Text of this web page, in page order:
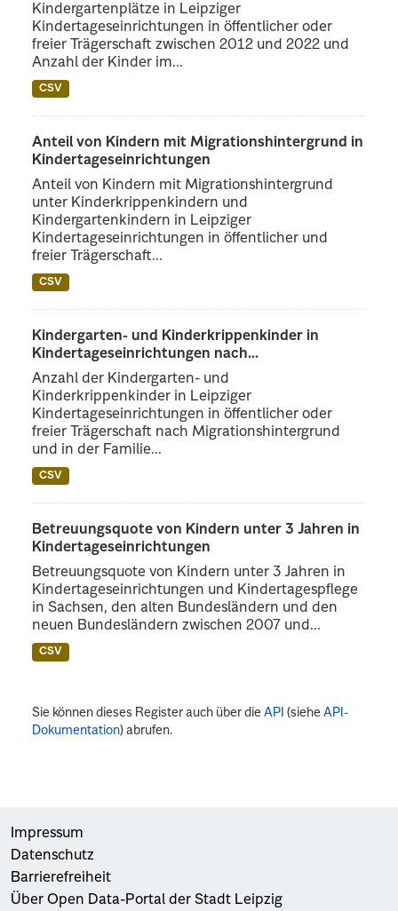
Kindergartenplätze in Leipziger
Kindertageseinrichtungen in öffentlicher oder
freier Trägerschaft zwischen 2012 und 2022 und
Anzahl der Kinder im...
CSV
Anteil von Kindern mit Migrationshintergrund in
Kindertageseinrichtungen
Anteil von Kindern mit Migrationshintergrund
unter Kinderkrippenkindern und
Kindergartenkindern in Leipziger
Kindertageseinrichtungen in öffentlicher und
freier Trägerschaft...
CSV
Kindergarten- und Kinderkrippenkinder in
Kindertageseinrichtungen nach...
Anzahl der Kindergarten- und
Kinderkrippenkinder in Leipziger
Kindertageseinrichtungen in öffentlicher oder
freier Trägerschaft nach Migrationshintergrund
und in der Familie...
CSV
Betreuungsquote von Kindern unter 3 Jahren in
Kindertageseinrichtungen
Betreuungsquote von Kindern unter 3 Jahren in
Kindertageseinrichtungen und Kindertagespflege
in Sachsen, den alten Bundesländern und den
neuen Bundesländern zwischen 2007 und...
CSV
Sie können dieses Register auch über dieAPI (sieheAPI-
Dokumentation) abrufen.
Impressum
Datenschutz
Barrierefreiheit
Über Open Data-Portal der Stadt Leipzig